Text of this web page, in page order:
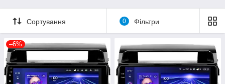
Сортування 0 Фільтри
–6%